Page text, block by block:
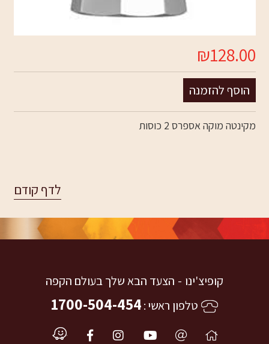
₪128.00
מקינטה מוקה אספרס 2 כוסות
קופיצ'ינו
הצעד הבא שלך בעולם הקפה
טלפון ראשי 1700-504-454